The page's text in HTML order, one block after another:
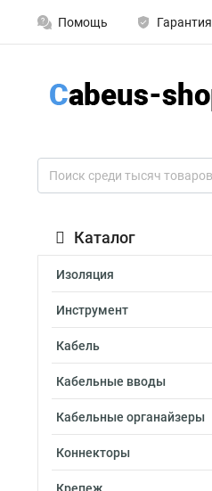
Помощь Гарантия
Каталог
Изоляция
Инструмент
Кабель
Кабельные вводы
Кабельные органайзеры
Коннекторы